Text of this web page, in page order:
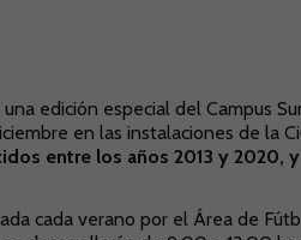
edición especial del Campus
en las instalaciones de la
entre los años 2013 y 2020,
cada verano por el Área de